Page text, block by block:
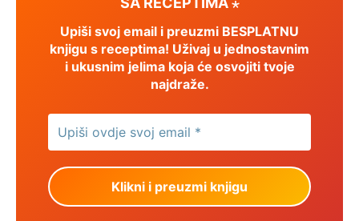
Upiši svoj email i preuzmi BESPLATNU
knjigu s receptima! Uživaj u jednostavnim
i ukusnim jelima koja će osvojiti tvoje
najdraže.